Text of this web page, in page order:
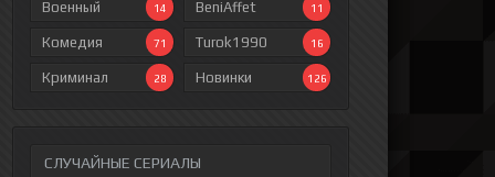
Военный 14
Комедия 71
Криминал 28
BeniAffet 11
Turok1990 16
Новинки 126
СЛУЧАЙНЫЕ СЕРИАЛЫ